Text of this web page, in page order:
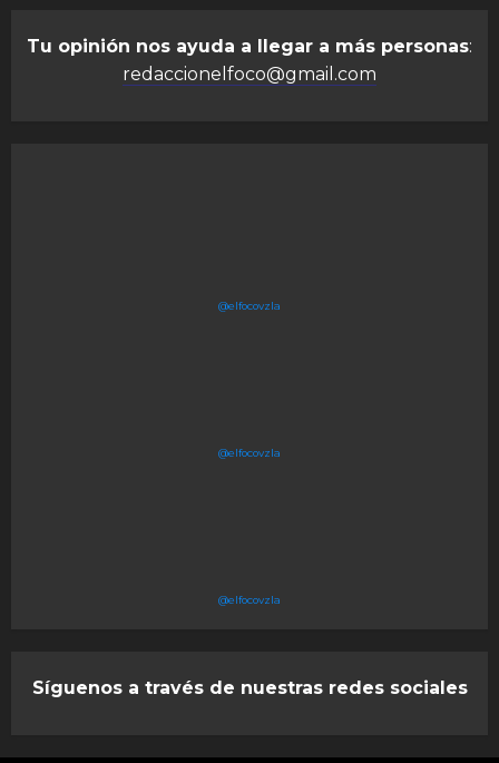
Tu opinión nos ayuda a llegar a más personas:
redaccionelfoco@gmail.com
@elfocovzla
@elfocovzla
@elfocovzla
Síguenos a través de nuestras redes sociales